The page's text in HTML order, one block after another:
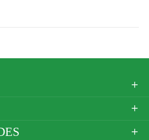


